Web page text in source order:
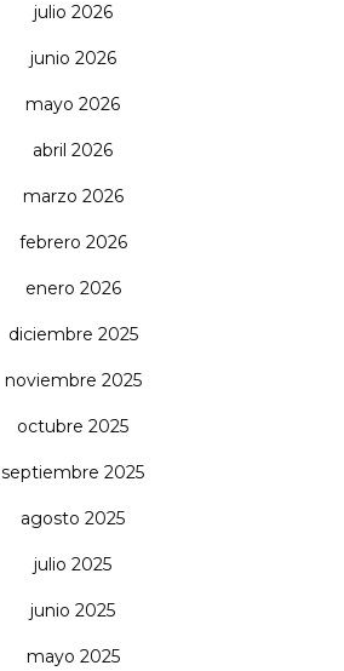
julio 2026
junio 2026
mayo 2026
abril 2026
marzo 2026
febrero 2026
enero 2026
diciembre 2025
noviembre 2025
octubre 2025
septiembre 2025
agosto 2025
julio 2025
junio 2025
mayo 2025